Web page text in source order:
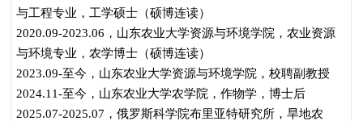
与工程专业，工学硕士（硕博连读）
2020.09-2023.06 ，山东农业大学资源与环境学院，农业资源
与环境专业，农学博士（硕博连读）
2023.09-至今，山东农业大学资源与环境学院，校聘副教授
2024.11-至今，山东农业大学农学院，作物学，博士后
2025.07-2025.07 ，俄罗斯科学院布里亚特研究所，旱地农